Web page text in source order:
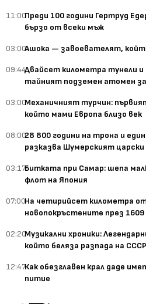
11:00Преди 100 години Гертруд
бързо от всеки мъж
03:00Ашока — завоевателят,
09:44Двайсет километра тунели
тайният подземен атомен
03:00Механичният турчин:
който мами Европа близо век
08:0028 800 години на трона и
разказва Шумерският царски
03:17Битката при Самар: шепа
флот на Япония
07:00На четирийсет километра
новопокръстените през 1609
02:20Музикални хроники:
който беляза разпада на СССР
12:47Как обезглавен крал даде
питие